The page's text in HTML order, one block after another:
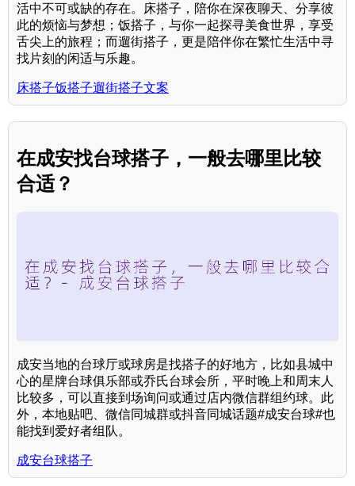
活中不可或缺的存在。床搭子，陪你在深夜聊天、分享彼
此的烦恼与梦想；饭搭子，与你一起探寻美食世界，享受
舌尖上的旅程；而遛街搭子，更是陪伴你在繁忙生活中寻
找片刻的闲适与乐趣。
床搭子饭搭子遛街搭子文案
在成安找台球搭子，一般去哪里比较
合适？
成安当地的台球厅或球房是找搭子的好地方，比如县城中
心的星牌台球俱乐部或乔氏台球会所，平时晚上和周末人
比较多，可以直接到场询问或通过店内微信群组约球。此
外，本地贴吧、微信同城群或抖音同城话题#成安台球#也
能找到爱好者组队。
成安台球搭子